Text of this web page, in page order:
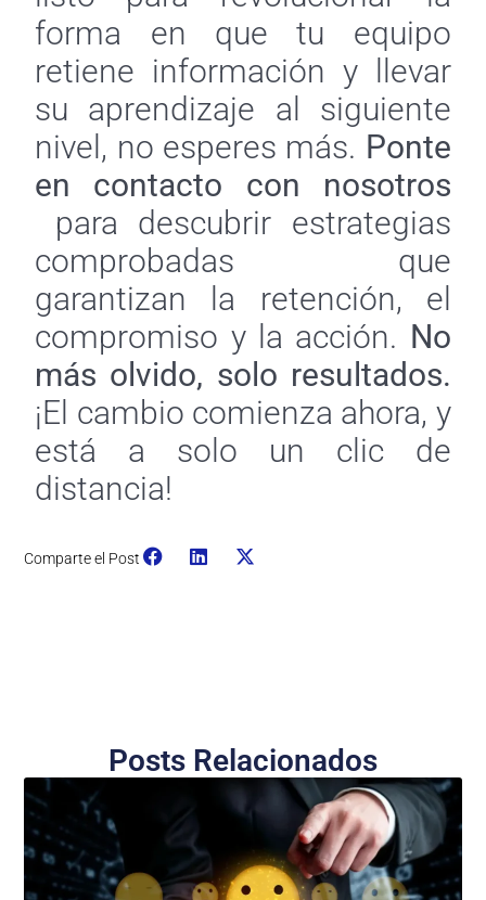
forma en que tu equipo
retiene información y llevar
su aprendizaje al siguiente
nivel, no esperes más. Ponte
en contacto con nosotros
para descubrir estrategias
comprobadas que
garantizan la retención, el
compromiso y la acción. No
más olvido, solo resultados.
¡El cambio comienza ahora, y
está a solo un clic de
distancia!
Comparte el Post
Posts Relacionados